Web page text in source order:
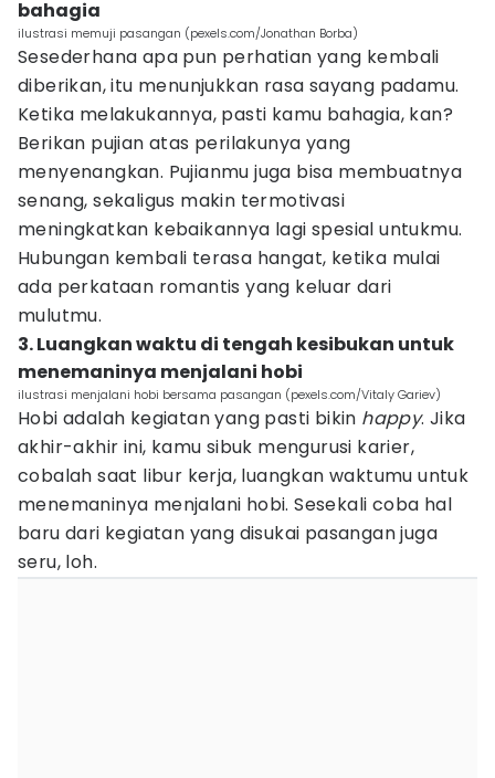
bahagia
ilustrasi memuji pasangan (pexels.com/Jonathan Borba)
Sesederhana apa pun perhatian yang kembali
diberikan, itu menunjukkan rasa sayang padamu.
Ketika melakukannya, pasti kamu bahagia, kan?
Berikan pujian atas perilakunya yang
menyenangkan. Pujianmu juga bisa membuatnya
senang, sekaligus makin termotivasi
meningkatkan kebaikannya lagi spesial untukmu.
Hubungan kembali terasa hangat, ketika mulai
ada perkataan romantis yang keluar dari
mulutmu.
3. Luangkan waktu di tengah kesibukan untuk
menemaninya menjalani hobi
ilustrasi menjalani hobi bersama pasangan (pexels.com/Vitaly Gariev)
Hobi adalah kegiatan yang pasti bikin happy. Jika
akhir-akhir ini, kamu sibuk mengurusi karier,
cobalah saat libur kerja, luangkan waktumu untuk
menemaninya menjalani hobi. Sesekali coba hal
baru dari kegiatan yang disukai pasangan juga
seru, loh.